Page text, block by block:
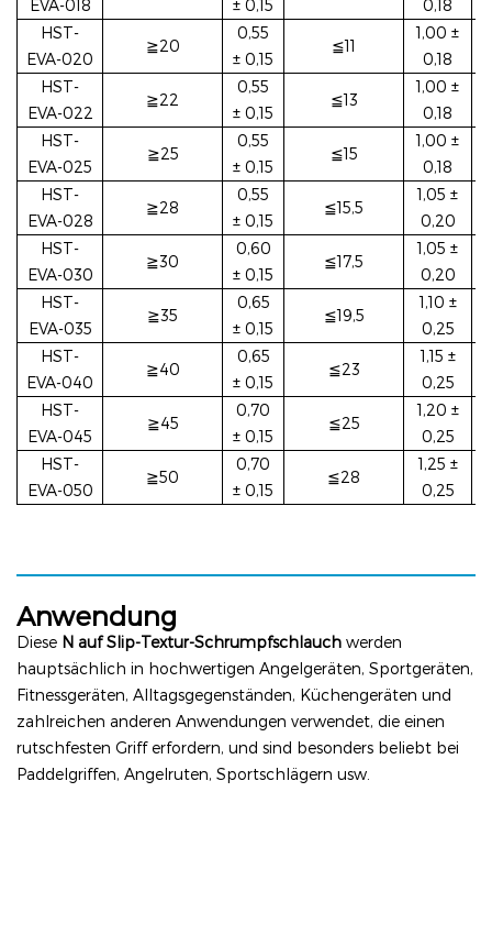
EVA-018 ± 0,15 0,18
HST-
EVA-020
≧20
0,55
± 0,15
≦11
1,00 ±
0,18
HST-
EVA-022
≧22
0,55
± 0,15
≦13
1,00 ±
0,18
HST-
EVA-025
≧25
0,55
± 0,15
≦15
1,00 ±
0,18
HST-
EVA-028
≧28
0,55
± 0,15
≦15,5
1,05 ±
0,20
HST-
EVA-030
≧30
0,60
± 0,15
≦17,5
1,05 ±
0,20
HST-
EVA-035
≧35
0,65
± 0,15
≦19,5
1,10 ±
0,25
HST-
EVA-040
≧40
0,65
± 0,15
≦23
1,15 ±
0,25
HST-
EVA-045
≧45
0,70
± 0,15
≦25
1,20 ±
0,25
HST-
EVA-050
≧50
0,70
± 0,15
≦28
1,25 ±
0,25
Anwendung
Diese N auf Slip-Textur-Schrumpfschlauch werden
hauptsächlich in hochwertigen Angelgeräten, Sportgeräten,
Fitnessgeräten, Alltagsgegenständen, Küchengeräten und
zahlreichen anderen Anwendungen verwendet, die einen
rutschfesten Griff erfordern, und sind besonders beliebt bei
Paddelgriffen, Angelruten, Sportschlägern usw.